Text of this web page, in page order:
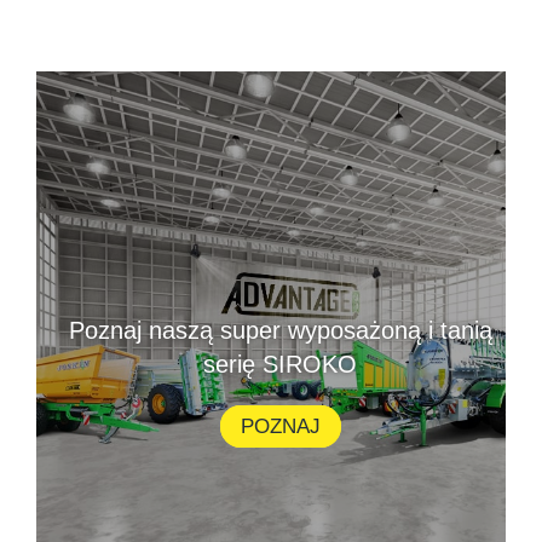
Poznaj naszą super wyposażoną i tanią
serię SIROKO
POZNAJ